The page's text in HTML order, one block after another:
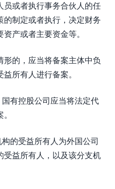
员或者执行事务合伙人的任
的制定或者执行，决定财务
产或者主要资金等。
的，应当将备案主体中负
所有人进行备案。
有控股公司应当将法定代
的受益所有人为外国公司
受益所有人，以及该分支机